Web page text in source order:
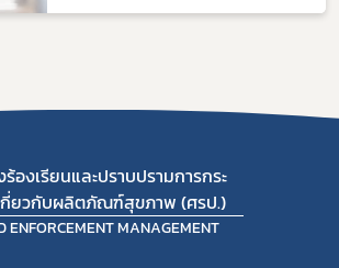
องเรียนและปราบปรามการกระ
ยวกับผลิตภัณฑ์สุขภาพ (ศรป.)
ENFORCEMENT MANAGEMENT